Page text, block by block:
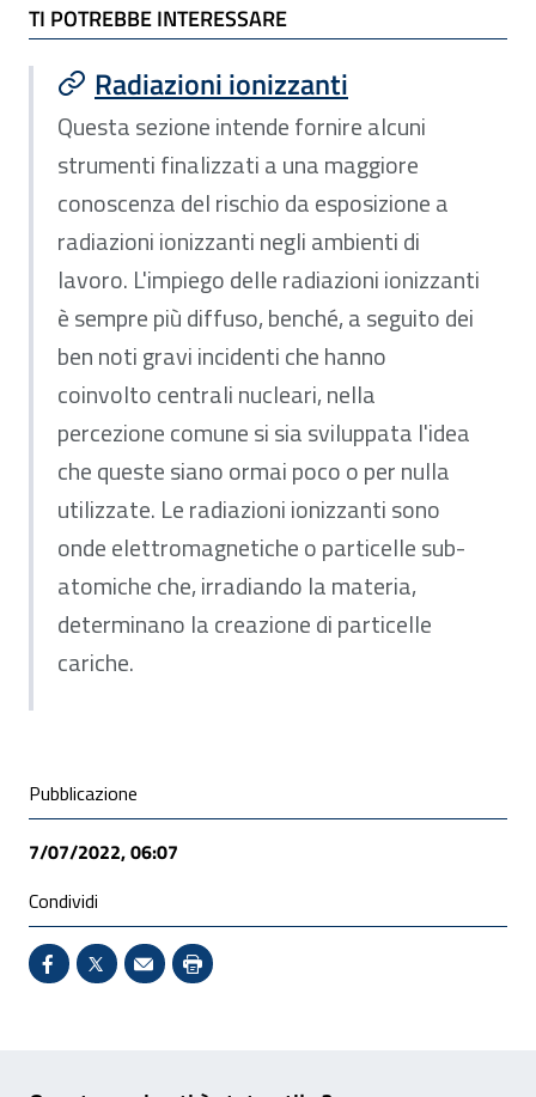
TI POTREBBE INTERESSARE
TI POTREBBE INTERESSARE
Radiazioni ionizzanti
Questa sezione intende fornire alcuni
strumenti finalizzati a una maggiore
conoscenza del rischio da esposizione a
radiazioni ionizzanti negli ambienti di
lavoro. L'impiego delle radiazioni ionizzanti
è sempre più diffuso, benché, a seguito dei
ben noti gravi incidenti che hanno
coinvolto centrali nucleari, nella
percezione comune si sia sviluppata l'idea
che queste siano ormai poco o per nulla
utilizzate. Le radiazioni ionizzanti sono
onde elettromagnetiche o particelle sub-
atomiche che, irradiando la materia,
determinano la creazione di particelle
cariche.
Condivisione social
Pubblicazione
7/07/2022, 06:07
Condividi
Condividi su Facebook - Sito esterno - Apertura in
X - Sito esterno - Apertura in nuova finestra
Invio Mail: apre il programma di posta
Stampa pagina: scelta meno